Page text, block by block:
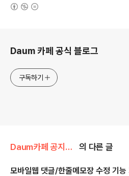
Daum 카페 공식 블로그
구독하기
Daum카페 공지사항/서비스 안내 의 다른 글
모바일웹 댓글/한줄메모장 수정 기능